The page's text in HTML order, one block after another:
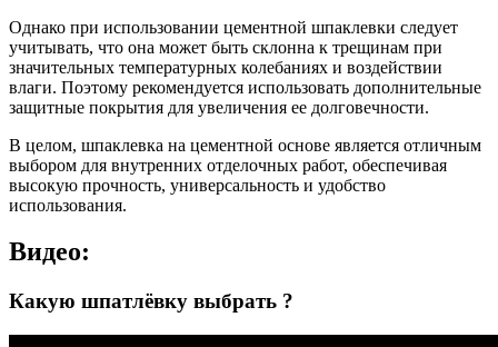
Однако при использовании цементной шпаклевки следует
учитывать, что она может быть склонна к трещинам при
значительных температурных колебаниях и воздействии
влаги. Поэтому рекомендуется использовать дополнительные
защитные покрытия для увеличения ее долговечности.
В целом, шпаклевка на цементной основе является отличным
выбором для внутренних отделочных работ, обеспечивая
высокую прочность, универсальность и удобство
использования.
Видео:
Какую шпатлёвку выбрать ?